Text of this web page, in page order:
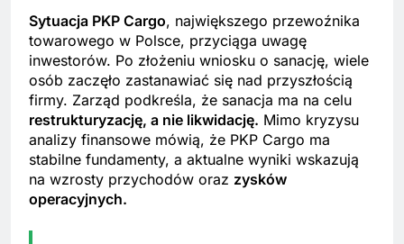
Sytuacja PKP Cargo, największego przewoźnika
towarowego w Polsce, przyciąga uwagę
inwestorów. Po złożeniu wniosku o sanację, wiele
osób zaczęło zastanawiać się nad przyszłością
firmy. Zarząd podkreśla, że sanacja ma na celu
restrukturyzację, a nie likwidację. Mimo kryzysu
analizy finansowe mówią, że PKP Cargo ma
stabilne fundamenty, a aktualne wyniki wskazują
na wzrosty przychodów oraz zysków
operacyjnych.